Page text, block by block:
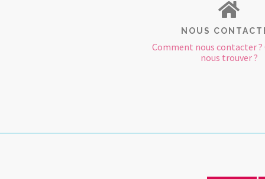
NOUS
Comment nous contacter
nous trouver ?